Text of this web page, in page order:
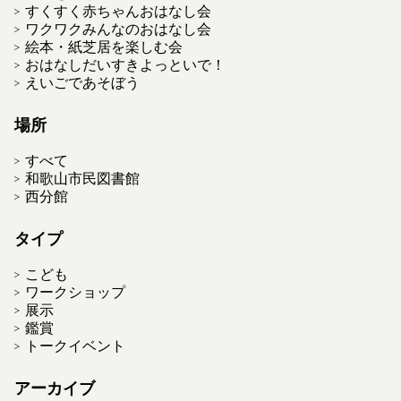
すくすく赤ちゃんおはなし会
ワクワクみんなのおはなし会
絵本・紙芝居を楽しむ会
おはなしだいすきよっといで！
えいごであそぼう
場所
すべて
和歌山市民図書館
西分館
タイプ
こども
ワークショップ
展示
鑑賞
トークイベント
アーカイブ